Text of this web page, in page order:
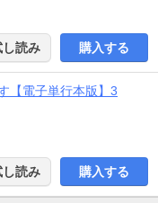
読み 購入する
【電子単行本版】3
読み 購入する